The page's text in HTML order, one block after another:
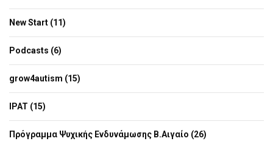
New Start (11)
Podcasts (6)
grow4autism (15)
IPAT (15)
Πρόγραμμα Ψυχικής Ενδυνάμωσης Β.Αιγαίο (26)